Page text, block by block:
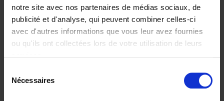
notre site avec nos partenaires de médias sociaux, de
publicité et d'analyse, qui peuvent combiner celles-ci
avec d'autres informations que vous leur avez fournies
ou qu'ils ont collectées lors de votre utilisation de leurs
Nécessaires
€29,99